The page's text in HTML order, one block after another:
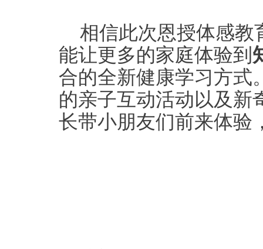
相信此次恩授体感教
能让更多的家庭体验到
合的全新健康学习方式
的亲子互动活动以及新
长带小朋友们前来体验